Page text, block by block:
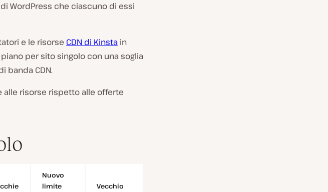
WordPress che ciascuno di essi
e le risorse CDN di Kinsta in
per sito singolo con una soglia
banda CDN.
alle risorse rispetto alle offerte
Nuovo
limite
Vecchio